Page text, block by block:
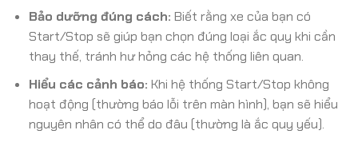
Bảo dưỡng đúng cách: Biết rằng xe của bạn có
Start/Stop sẽ giúp bạn chọn đúng loại ắc quy khi cần
thay thế, tránh hư hỏng các hệ thống liên quan.
Hiểu các cảnh báo: Khi hệ thống Start/Stop không
hoạt động (thường báo lỗi trên màn hình), bạn sẽ hiểu
nguyên nhân có thể do đâu (thường là ắc quy yếu).